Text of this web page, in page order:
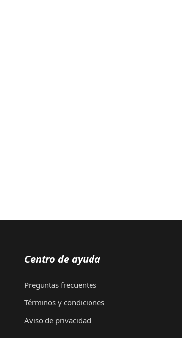
Centro de ayuda
Preguntas frecuentes
Términos y condiciones
Aviso de privacidad